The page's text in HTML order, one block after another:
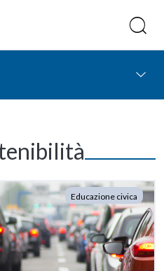
Educazione civica